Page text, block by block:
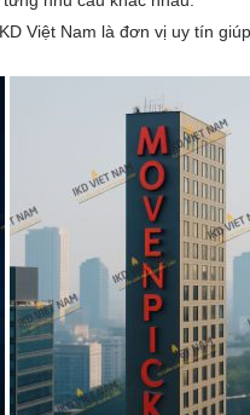
Việt Nam là đơn vị uy tín